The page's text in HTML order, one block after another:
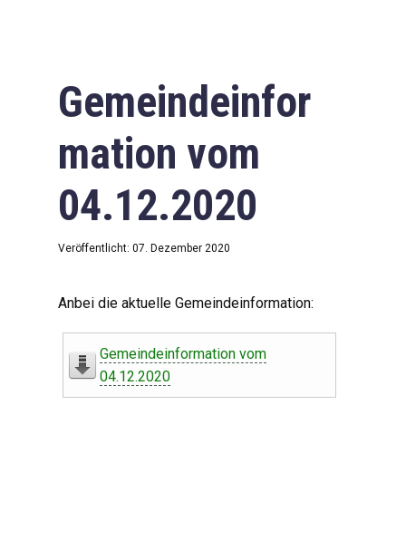
Gemeindeinfor
mation vom
04.12.2020
Veröffentlicht: 07. Dezember 2020
Anbei die aktuelle Gemeindeinformation:
Gemeindeinformation vom
04.12.2020